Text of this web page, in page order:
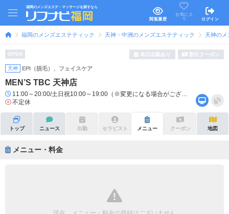
福岡のメンズエステ・マッサージを探すなら
閲覧履歴
お気に入
り
ログイン
福岡のメンズエステティック 天神・中洲のメンズエステティック 天神の
OPEN 本日出勤あり 割引クーポン
天神 EPI（脱毛）、フェイスケア
MEN’S TBC 天神店
11:00～20:00/土日祝10:00～19:00（※変更になる場合がございます。）
不定休
トップ ニュース 出勤 セラピスト メニュー クーポン 地図
メニュー・料金